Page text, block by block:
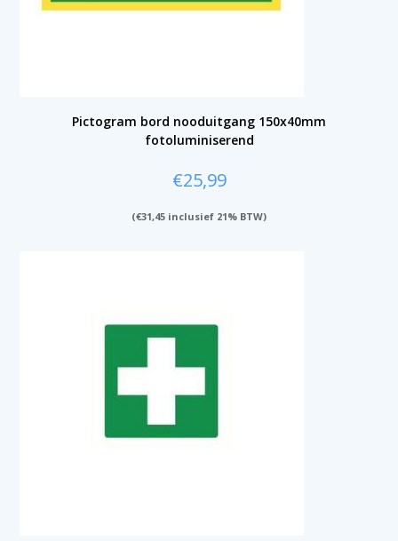
Pictogram bord nooduitgang 150x40mm
fotoluminiserend
€25,99
(€31,45 inclusief 21% BTW)